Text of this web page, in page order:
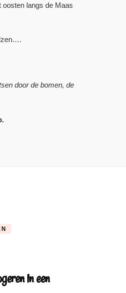
oosten langs de Maas
door de bomen, de
in een